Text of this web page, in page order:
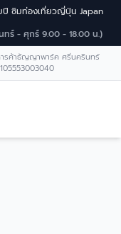
ซิมท่องเที่ยวญี่ปุ่น Japan
ทร์ - ศุกร์ 9.00 - 18.00 น.)
รค้าธัญญาพาร์ค ศรีนครินทร์